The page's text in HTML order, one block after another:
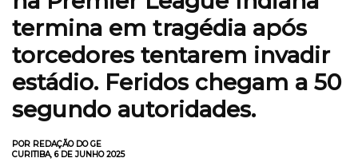
termina em tragédia após
torcedores tentarem invadir
estádio. Feridos chegam a 50
segundo autoridades.
POR REDAÇÃO DO GE
CURITIBA, 6 DE JUNHO 2025